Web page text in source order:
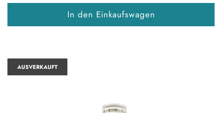
In den Einkaufswagen
AUSVERKAUFT